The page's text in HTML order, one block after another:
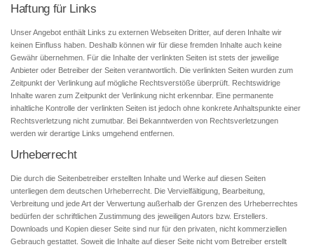
Haftung für Links
Unser Angebot enthält Links zu externen Webseiten Dritter, auf deren Inhalte wir
keinen Einfluss haben. Deshalb können wir für diese fremden Inhalte auch keine
Gewähr übernehmen. Für die Inhalte der verlinkten Seiten ist stets der jeweilige
Anbieter oder Betreiber der Seiten verantwortlich. Die verlinkten Seiten wurden zum
Zeitpunkt der Verlinkung auf mögliche Rechtsverstöße überprüft. Rechtswidrige
Inhalte waren zum Zeitpunkt der Verlinkung nicht erkennbar. Eine permanente
inhaltliche Kontrolle der verlinkten Seiten ist jedoch ohne konkrete Anhaltspunkte einer
Rechtsverletzung nicht zumutbar. Bei Bekanntwerden von Rechtsverletzungen
werden wir derartige Links umgehend entfernen.
Urheberrecht
Die durch die Seitenbetreiber erstellten Inhalte und Werke auf diesen Seiten
unterliegen dem deutschen Urheberrecht. Die Vervielfältigung, Bearbeitung,
Verbreitung und jede Art der Verwertung außerhalb der Grenzen des Urheberrechtes
bedürfen der schriftlichen Zustimmung des jeweiligen Autors bzw. Erstellers.
Downloads und Kopien dieser Seite sind nur für den privaten, nicht kommerziellen
Gebrauch gestattet. Soweit die Inhalte auf dieser Seite nicht vom Betreiber erstellt